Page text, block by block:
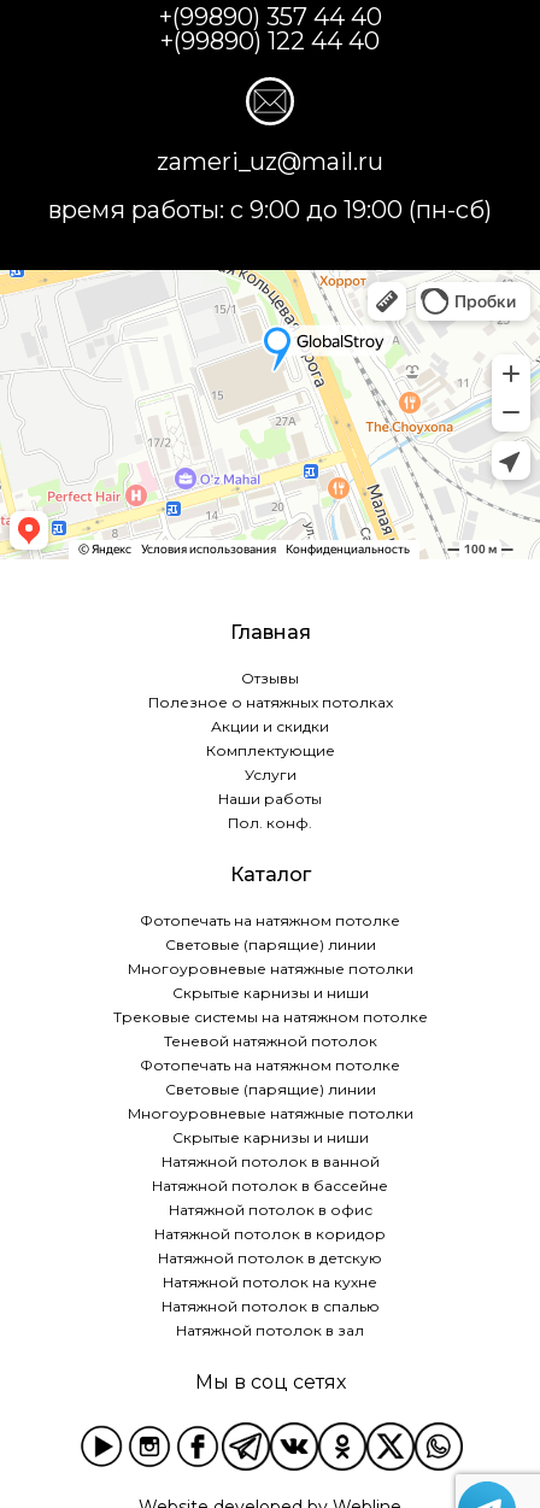
+(99890) 357 44 40
+(99890) 122 44 40
zameri_uz@mail.ru
время работы: с 9:00 до 19:00 (пн-сб)
Главная
Отзывы
Полезное о натяжных потолках
Акции и скидки
Комплектующие
Услуги
Наши работы
Пол. конф.
Каталог
Фотопечать на натяжном потолке
Световые (парящие) линии
Многоуровневые натяжные потолки
Скрытые карнизы и ниши
Трековые системы на натяжном потолке
Теневой натяжной потолок
Фотопечать на натяжном потолке
Световые (парящие) линии
Многоуровневые натяжные потолки
Скрытые карнизы и ниши
Натяжной потолок в ванной
Натяжной потолок в бассейне
Натяжной потолок в офис
Натяжной потолок в коридор
Натяжной потолок в детскую
Натяжной потолок на кухне
Натяжной потолок в спалью
Натяжной потолок в зал
Мы в соц сетях